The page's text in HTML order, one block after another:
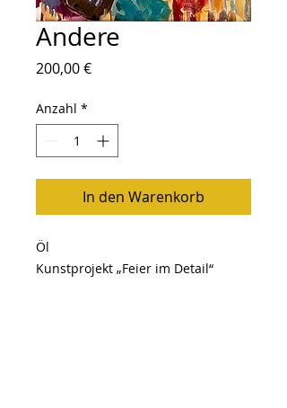
Andere
200,00 €Preis
Anzahl *
In den Warenkorb
Öl
Kunstprojekt „Feier im Detail“